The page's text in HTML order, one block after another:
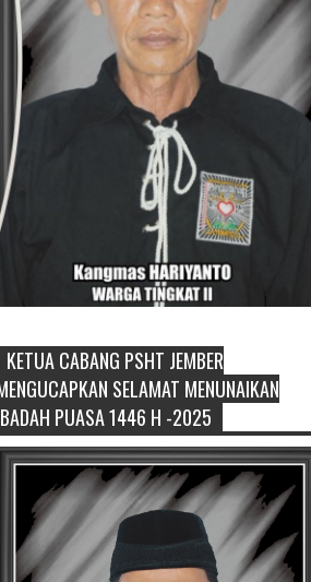
Sikapi Overproduksi Panen Selada,
Petani Muda Hidroponik Ikuti
Pelatihan Manajemen Budidaya
dan Tata Kelola Pasar
Setelah Pelatihan Diwilayah Ambulu Foto
Bersama MEMOPOS.co.id, Jember - Trend
pertanian urban saat ini menjadi pilihan
generasi muda untuk ...
KETUA CABANG PSHT JEMBER
SELAMAT MENUNAIKAN
PUASA 1446 H -2025